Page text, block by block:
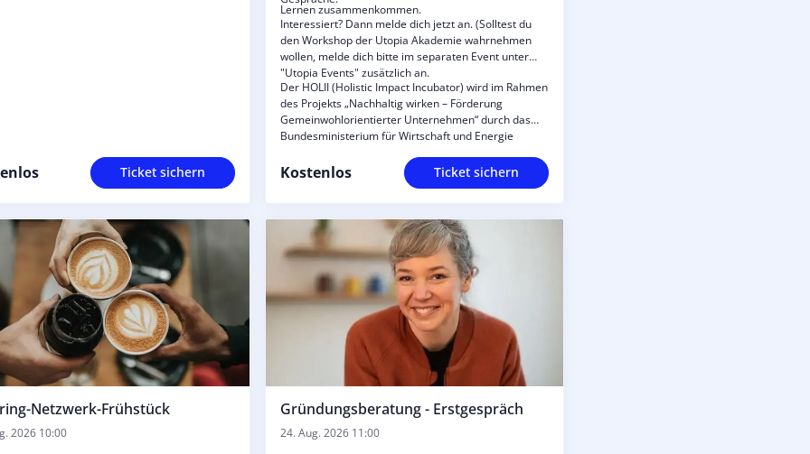
Ticket sichern
Lernen zusammenkommen.
Interessiert? Dann melde dich jetzt an. (Solltest du
den Workshop der Utopia Akademie wahrnehmen
wollen, melde dich bitte im separaten Event unter
"Utopia Events" zusätzlich an.
Der HOLII (Holistic Impact Incubator) wird im Rahmen
des Projekts „Nachhaltig wirken – Förderung
Gemeinwohlorientierter Unternehmen“ durch das
Bundesministerium für Wirtschaft und Energie
(ESF Plus) gefördert.
Kostenlos Ticket sichern
Netzwerk-Frühstück
2026 10:00
Gründungsberatung - Erstgespräch
24. Aug. 2026 11:00